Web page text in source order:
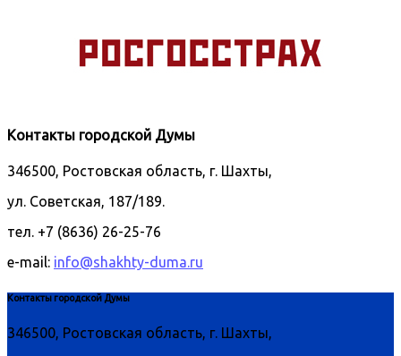
Контакты городской Думы
346500, Ростовская область, г. Шахты,
ул. Советская, 187/189.
тел. +7 (8636) 26-25-76
e-mail: info@shakhty-duma.ru
Контакты городской Думы
346500, Ростовская область, г. Шахты,